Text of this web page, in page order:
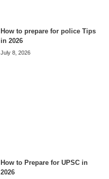
How to prepare for police Tips
in 2026
July 8, 2026
How to Prepare for UPSC in
2026